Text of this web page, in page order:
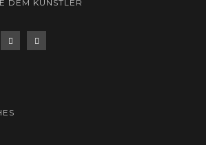
DEM KÜNSTLER